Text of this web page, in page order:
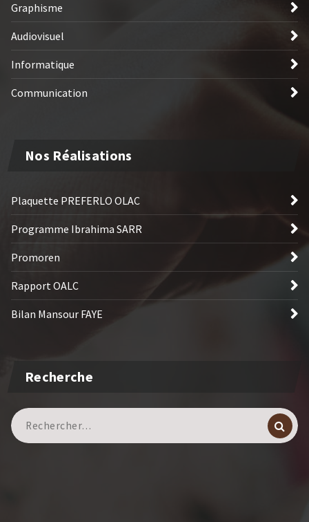
Graphisme
Audiovisuel
Informatique
Communication
Nos Réalisations
Plaquette PREFERLO OLAC
Programme Ibrahima SARR
Promoren
Rapport OALC
Bilan Mansour FAYE
Recherche
Recherche
pour :